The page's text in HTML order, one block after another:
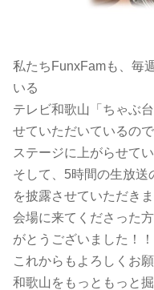
私たちFunxFamも、毎
いる
テレビ和歌山「ちゃぶ
せていただいているので
ステージに上がらせて
そして、5時間の生放送
を披露させていただき
会場に来てくださった
がとうございました！！
これからもよろしくお
和歌山をもっともっと